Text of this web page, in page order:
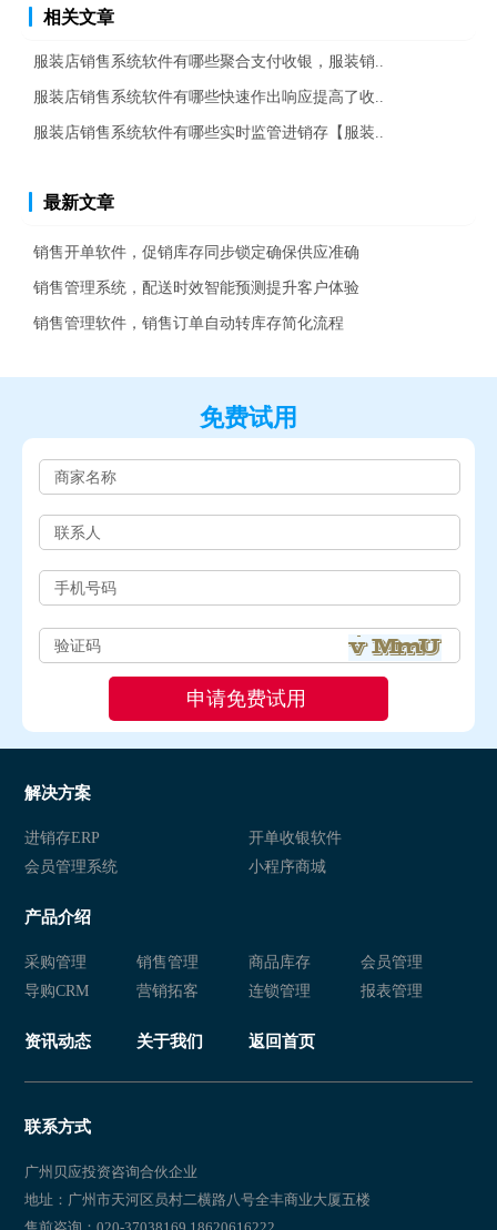
相关文章
服装店销售系统软件有哪些聚合支付收银，服装销..
服装店销售系统软件有哪些快速作出响应提高了收..
服装店销售系统软件有哪些实时监管进销存【服装..
最新文章
销售开单软件，促销库存同步锁定确保供应准确
销售管理系统，配送时效智能预测提升客户体验
销售管理软件，销售订单自动转库存简化流程
免费试用
解决方案
进销存ERP
开单收银软件
会员管理系统
小程序商城
产品介绍
采购管理 销售管理 商品库存
会员管理
导购CRM
营销拓客 连锁管理 报表管理
资讯动态 关于我们 返回首页
联系方式
广州贝应投资咨询合伙企业
地址：广州市天河区员村二横路八号全丰商业大厦五楼